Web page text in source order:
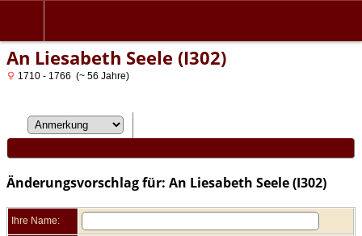
An Liesabeth Seele (I302)
1710 - 1766 (~ 56 Jahre)
Änderungsvorschlag für: An Liesabeth Seele (I302)
Ihre Name: